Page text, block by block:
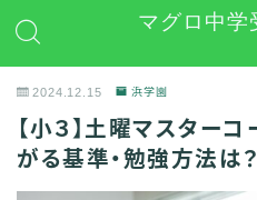
マグロ中学
日能研
2024.12.15 浜学園
【小３】土曜マスター
がる基準・勉強方法は？